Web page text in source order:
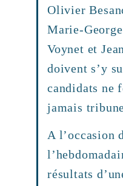
Olivier
Marie-
Voynet et
doivent s’y
candidats ne
jamais
A l’occasion
résultats